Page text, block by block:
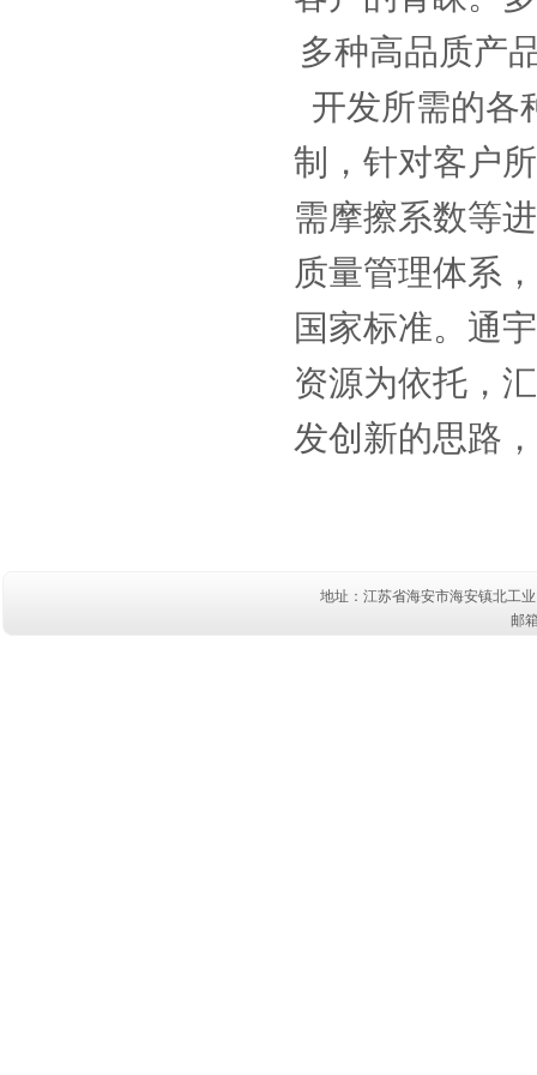
多种高品质产
开发所需的各
制，针对客户
需摩擦系数等
质量管理体系
国家标准。通
资源为依托，
发创新的思路
地址：江苏省海安市海安镇北工
邮